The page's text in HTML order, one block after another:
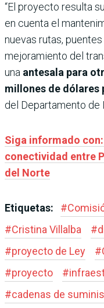
“El proyecto resulta
en cuenta el
nuevas rutas,
mejoramiento del
una antesala para
millones de dólares
del Departamento de
Siga informado
conectividad entre
del Norte
Etiquetas: #
#Cristina Villalba #
#proyecto de Ley #
#proyecto #
#cadenas de